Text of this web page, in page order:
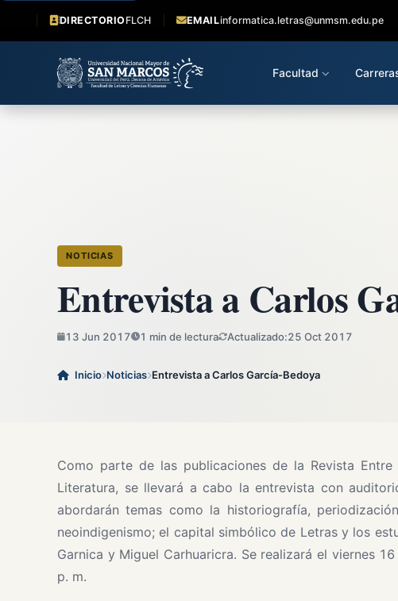
DIRECTORIO FLCH EMAILinformatica.letras@unmsm.edu.pe
Facultad
NOTICIAS
Entrevista a Carlos
13 Jun 2017 1 min de lectura Actualizado:25 Oct 2017
Inicio Noticias Entrevista a Carlos García-Bedoya
Como parte de las publicaciones de la Revista
Literatura, se llevará a cabo la entrevista con
abordarán temas como la historiografía,
neoindigenismo; el capital simbólico de Letras y los
Garnica y Miguel Carhuaricra. Se realizará el viernes
p. m.